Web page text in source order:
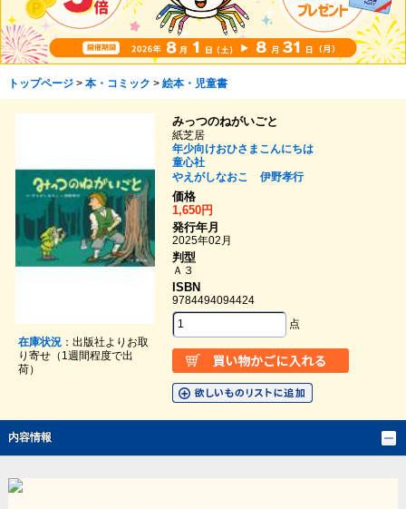
トップページ> 本・コミック > 絵本・児童書
在庫状況：出版社よりお取
り寄せ（1週間程度で出
荷）
みっつのねがいごと
紙芝居
年少向けおひさまこんにちは
童心社
やえがしなおこ
伊野孝行
価格
1,650円
発行年月
2025年02月
判型
Ａ３
ISBN
9784494094424
点
内容情報